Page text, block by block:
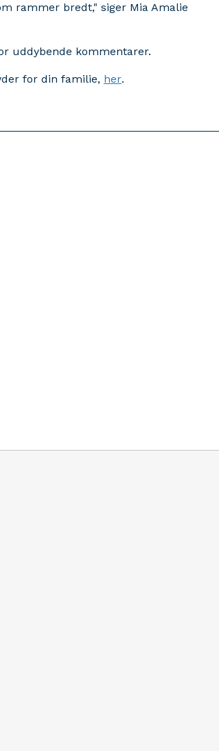
rammer bredt," siger Mia Amalie
uddybende kommentarer.
for din familie, her.